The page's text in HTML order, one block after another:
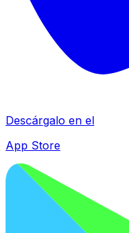
Descárgalo en el
App Store